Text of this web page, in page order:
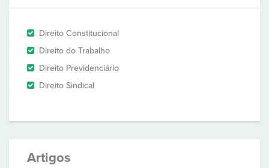
Direito Constitucional
Direito do Trabalho
Direito Previdenciário
Direito Sindical
Artigos